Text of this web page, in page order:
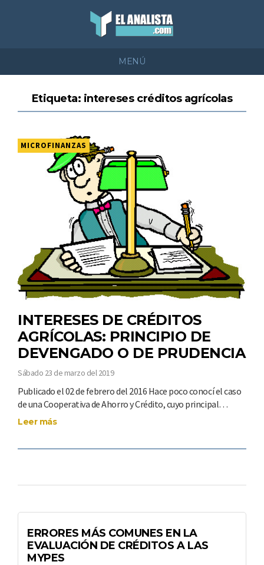
MENÚ
Etiqueta: intereses créditos agrícolas
MICROFINANZAS
INTERESES DE CRÉDITOS
AGRÍCOLAS: PRINCIPIO DE
DEVENGADO O DE PRUDENCIA
Sábado 23 de marzo del 2019
Publicado el 02 de febrero del 2016 Hace poco conocí el caso
de una Cooperativa de Ahorro y Crédito, cuyo principal…
Leer más
ERRORES MÁS COMUNES EN LA
EVALUACIÓN DE CRÉDITOS A LAS
MYPES